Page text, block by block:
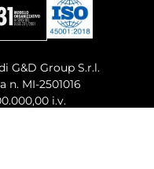
G&D Group S.r.l.
n. MI-2501016
i.v.